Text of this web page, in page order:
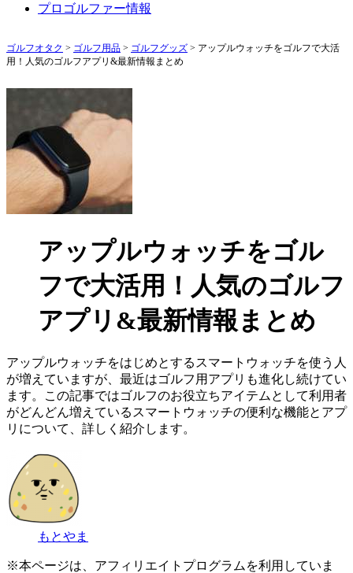
プロゴルファー情報
ゴルフオタク > ゴルフ用品 > ゴルフグッズ > アップルウォッチをゴルフで大活
用！人気のゴルフアプリ&最新情報まとめ
アップルウォッチをゴル
フで大活用！人気のゴルフ
アプリ&最新情報まとめ
アップルウォッチをはじめとするスマートウォッチを使う人
が増えていますが、最近はゴルフ用アプリも進化し続けてい
ます。この記事ではゴルフのお役立ちアイテムとして利用者
がどんどん増えているスマートウォッチの便利な機能とアプ
リについて、詳しく紹介します。
もとやま
※本ページは、アフィリエイトプログラムを利用していま